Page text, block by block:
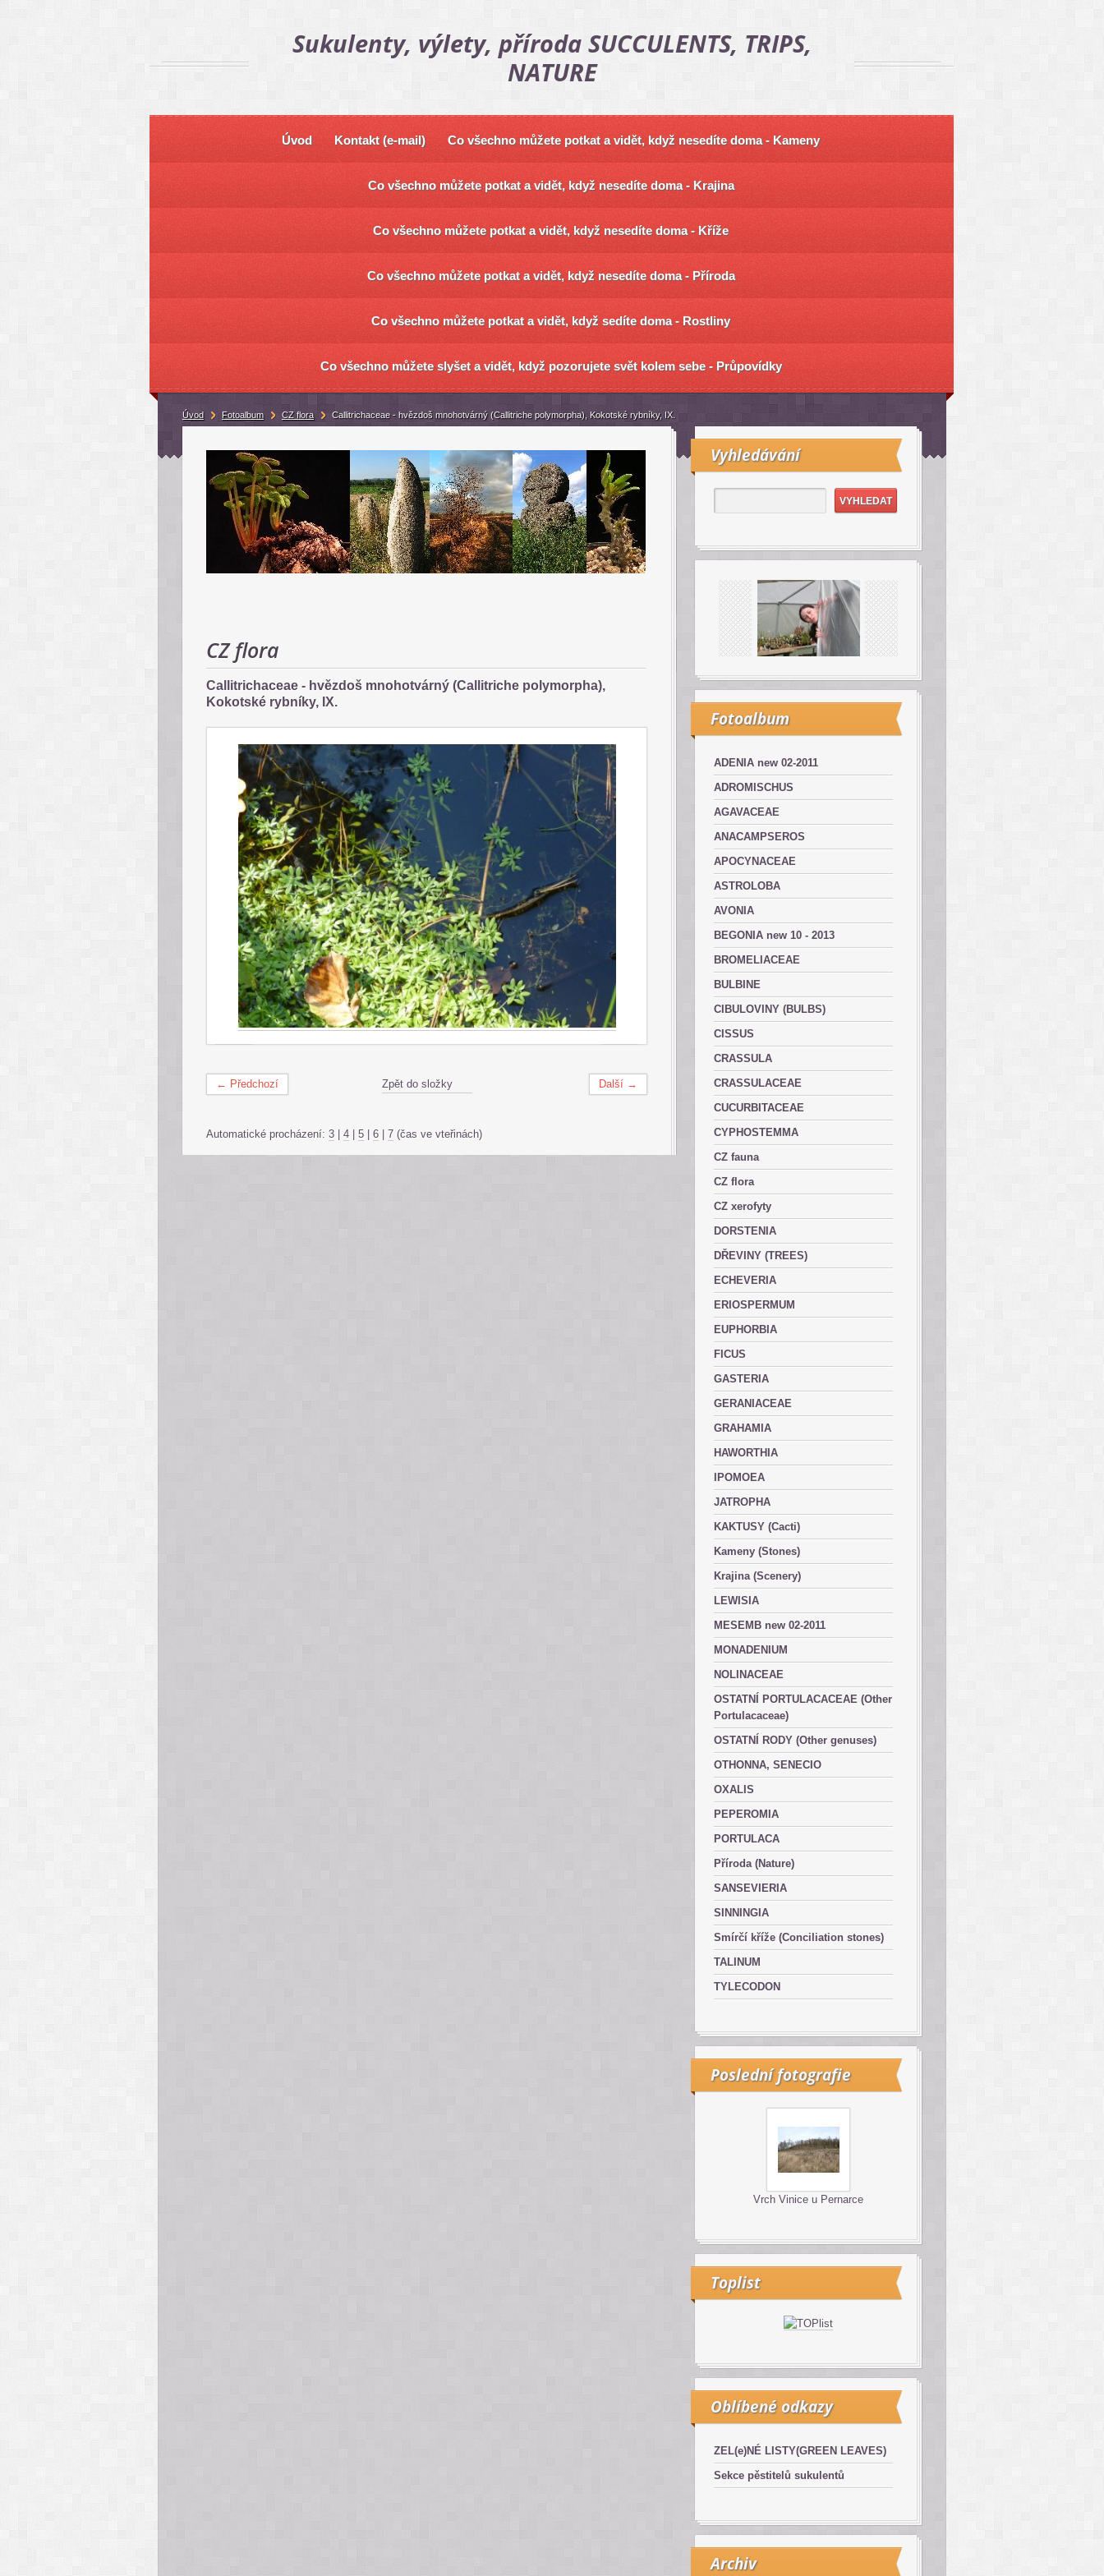
Sukulenty, výlety, příroda SUCCULENTS, TRIPS,
NATURE
Úvod Kontakt (e-mail) Co všechno můžete potkat a vidět, když nesedíte doma - Kameny
Co všechno můžete potkat a vidět, když nesedíte doma - Krajina
Co všechno můžete potkat a vidět, když nesedíte doma - Kříže
Co všechno můžete potkat a vidět, když nesedíte doma - Příroda
Co všechno můžete potkat a vidět, když sedíte doma - Rostliny
Co všechno můžete slyšet a vidět, když pozorujete svět kolem sebe - Průpovídky
CZ flora
Callitrichaceae - hvězdoš mnohotvárný (Callitriche polymorpha),
Kokotské rybníky, IX.
← Předchozí Další →
Zpět do složky
Automatické procházení: 3 4 5 6 7 (čas ve vteřinách)
Vyhledávání
Fotoalbum
ADENIA new 02-2011
ADROMISCHUS
AGAVACEAE
ANACAMPSEROS
APOCYNACEAE
ASTROLOBA
AVONIA
BEGONIA new 10 - 2013
BROMELIACEAE
BULBINE
CIBULOVINY (BULBS)
CISSUS
CRASSULA
CRASSULACEAE
CUCURBITACEAE
CYPHOSTEMMA
CZ fauna
CZ flora
CZ xerofyty
DORSTENIA
DŘEVINY (TREES)
ECHEVERIA
ERIOSPERMUM
EUPHORBIA
FICUS
GASTERIA
GERANIACEAE
GRAHAMIA
HAWORTHIA
IPOMOEA
JATROPHA
KAKTUSY (Cacti)
Kameny (Stones)
Krajina (Scenery)
LEWISIA
MESEMB new 02-2011
MONADENIUM
NOLINACEAE
OSTATNÍ PORTULACACEAE (Other
Portulacaceae)
OSTATNÍ RODY (Other genuses)
OTHONNA, SENECIO
OXALIS
PEPEROMIA
PORTULACA
Příroda (Nature)
SANSEVIERIA
SINNINGIA
Smírčí kříže (Conciliation stones)
TALINUM
TYLECODON
Poslední fotografie
Vrch Vinice u Pernarce
Toplist
Oblíbené odkazy
ZEL(e)NÉ LISTY(GREEN LEAVES)
Sekce pěstitelů sukulentů
Archiv
Úvod Fotoalbum CZ flora Callitrichaceae - hvězdoš mnohotvárný (Callitriche polymorpha), Kokotské rybníky, IX.